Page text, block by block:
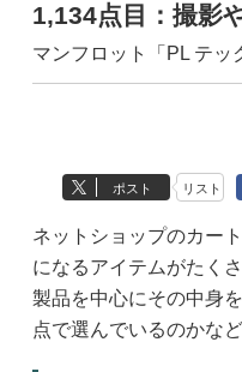
1,134点目：撮影
マンフロット「PL テッ
ポスト リスト
ネットショップのカー
になるアイテムがたく
製品を中心にその中身
点で選んでいるのかな